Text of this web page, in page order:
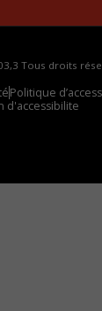
Tous droits
Politique
d'accessibilite